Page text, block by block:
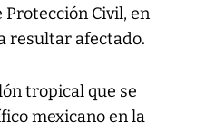
Civil, en
resultar afectado.
tropical que se
mexicano en la